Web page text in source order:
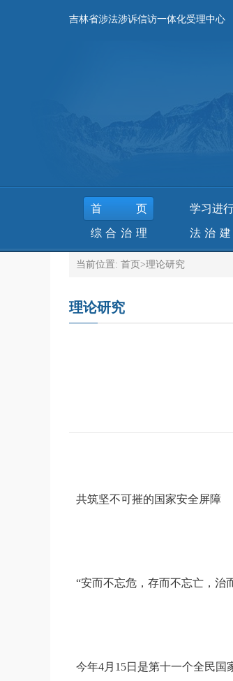
吉林省涉法涉诉信访一体化受理中心
首页 学习进
综合治理 法治
当前位置: 首页 >理论研究
理论研究
共筑坚不可摧的国家安全屏障
“安而不忘危，存而不忘亡，治
今年4月15日是第十一个全民国